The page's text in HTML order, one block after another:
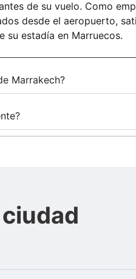
de su vuelo. Como
desde el aeropuerto,
su estadía en Marruecos.
Marrakech?